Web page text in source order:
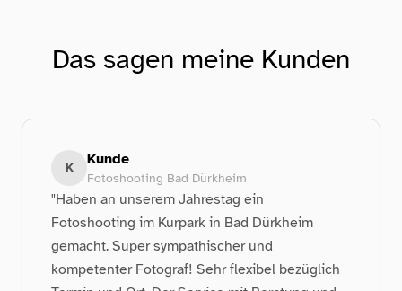
Das sagen meine Kunden
K Kunde
Fotoshooting Bad Dürkheim
"Haben an unserem Jahrestag ein
Fotoshooting im Kurpark in Bad Dürkheim
gemacht. Super sympathischer und
kompetenter Fotograf! Sehr flexibel bezüglich